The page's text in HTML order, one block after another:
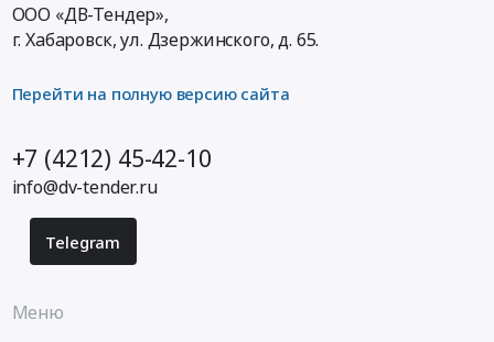
ООО «ДВ-Тендер»,
г. Хабаровск,ул. Дзержинского, д. 65.
Перейти на полную версию сайта
+7 (4212) 45-42-10
info@dv-tender.ru
Telegram
Меню